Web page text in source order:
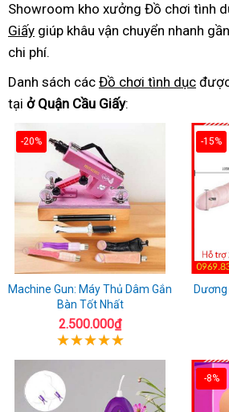
Showroom kho xưởng Đồ chơi tình
Giấy giúp khâu vận chuyển nhanh
chi phí.
Danh sách các Đồ chơi tình dục
tại ở Quận Cầu Giấy:
-20%
Machine Gun: Máy Thủ Dâm Gắn
Bàn Tốt Nhất
2.500.000₫
-15%
-8%